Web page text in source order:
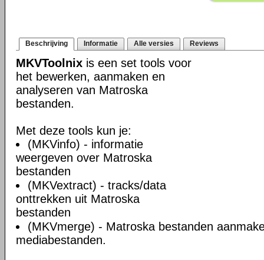
Beschrijving Informatie Alle versies Reviews
MKVToolnix is een set tools voor
het bewerken, aanmaken en
analyseren van Matroska
bestanden.
Met deze tools kun je:
(MKVinfo) - informatie
weergeven over Matroska
bestanden
(MKVextract) - tracks/data
onttrekken uit Matroska
bestanden
(MKVmerge) - Matroska bestanden
mediabestanden.